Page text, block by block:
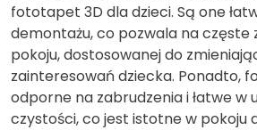
fototapet 3D dla dzieci. Są one
demontażu, co pozwala na częste
pokoju, dostosowanej do
zainteresowań dziecka. Ponadto,
odporne na zabrudzenia i łatwe w
czystości, co jest istotne w pokoju